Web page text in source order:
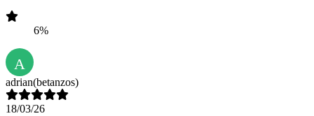
6%
A
adrian(betanzos)
18/03/26